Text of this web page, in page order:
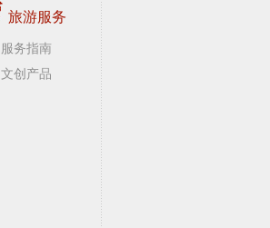
旅游服务
服务指南
文创产品